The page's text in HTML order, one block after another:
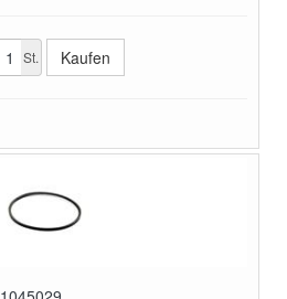
St.